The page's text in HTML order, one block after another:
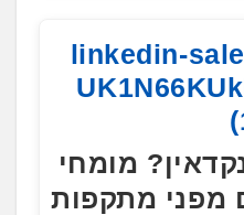
מומחי
מפני מתקפות